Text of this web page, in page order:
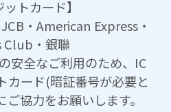
ットカード】
・American Express・
Club・銀聯
安全なご利用のため、IC
カード(暗証番号が必要と
協力をお願いします。